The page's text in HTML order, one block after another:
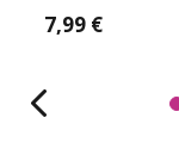
7,99 €